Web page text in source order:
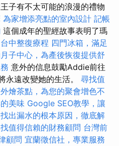
子有不太可能的浪漫的禮物
為家增添亮點的室內設計 記帳
這個成年的聖經故事表明了瑪
台中整復療程 四門冰箱，滿足
子中心，為產後恢復提供舒
意外的信息鼓勵Addie前往
永遠改變她的生活。 尋找值
燴茶點，為您的聚會增色不
美味 Google SEO教學，讓
出漏水的根本原因，徹底解
值得信賴的財務顧問 台灣前
顧問 宜蘭徵信社，專業服務